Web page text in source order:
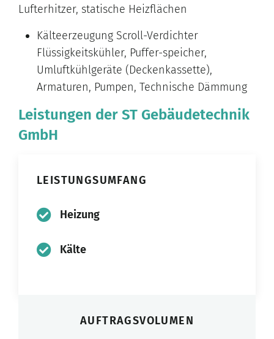
Lufterhitzer, statische Heizflächen
Kälteerzeugung Scroll-Verdichter
Flüssigkeitskühler, Puffer-speicher,
Umluftkühlgeräte (Deckenkassette),
Armaturen, Pumpen, Technische Dämmung
Leistungen der ST Gebäudetechnik
GmbH
LEISTUNGSUMFANG
Heizung
Kälte
AUFTRAGSVOLUMEN